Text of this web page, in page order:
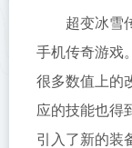
超变冰雪
手机传奇游戏
很多数值上的
应的技能也得
引入了新的装